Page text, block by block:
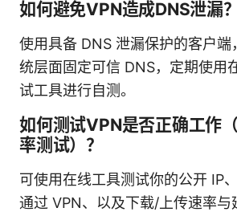
如何避免VPN造成DNS泄漏？
使用具备 DNS 泄漏保护的客户端
统层面固定可信 DNS，定期使用
试工具进行自测。
如何测试VPN是否正确工作
率测试）？
可使用在线工具测试你的公开 IP
通过 VPN、以及下载/上传速率与